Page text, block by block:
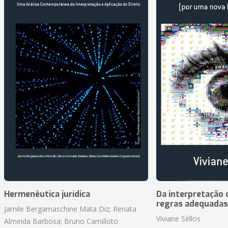
Hermenêutica jurídica
Jamile Bergamaschine Mata Diz; Renata
Almeida Barbosa; Bruno Camilloto
Da interpretação
regras
Viviane Séllos